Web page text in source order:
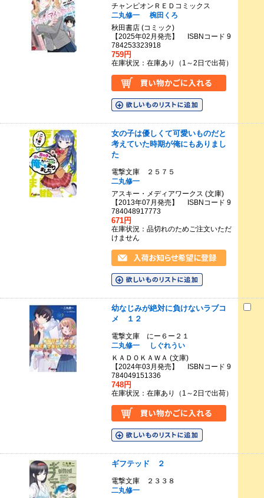
チャンピオンＲＥＤコミックス
二丸修一
椀田くろ
秋田書店 (コミック)
【2025年02月発売】 ISBNコード 9
784253323918
759円
在庫状況：在庫あり（1～2日で出荷）
女の子は優しくて可愛いものだと
考えていた時期が俺にもありまし
た
電撃文庫 ２５７５
二丸修一
アスキー・メディアワークス (文庫)
【2013年07月発売】 ISBNコード 9
784048917773
671円
在庫状況：品切れのためご注文いただ
けません
幼なじみが絶対に負けないラブコ
メ １２
電撃文庫 にー６ー２１
二丸修一
しぐれうい
ＫＡＤＯＫＡＷＡ (文庫)
【2024年03月発売】 ISBNコード 9
784049151336
748円
在庫状況：在庫あり（1～2日で出荷）
ギフテッド ２
電撃文庫 ２３３８
二丸修一